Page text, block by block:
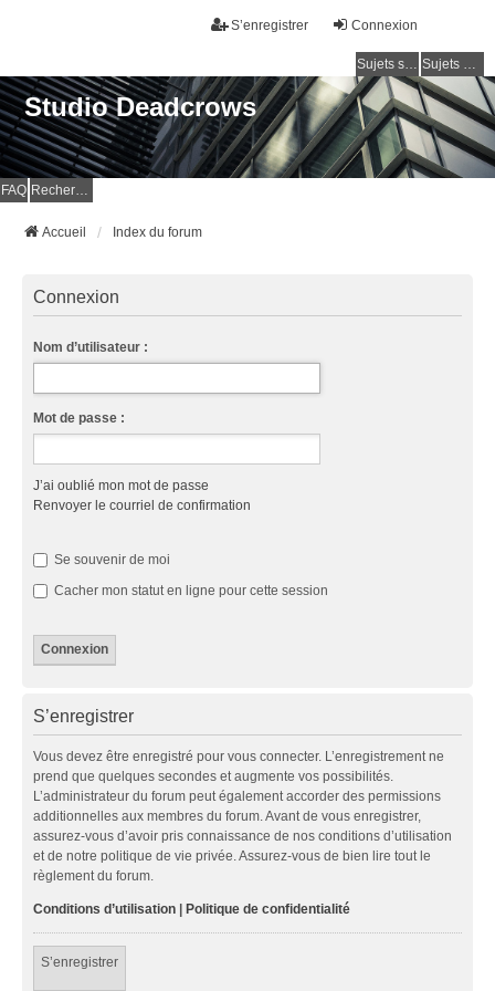
Connexion
S’enregistrer
Sujets sans réponse Sujets actifs
Studio Deadcrows
FAQ Rechercher
Accueil Index du forum
Connexion
Nom d’utilisateur :
Mot de passe :
J’ai oublié mon mot de passe
Renvoyer le courriel de confirmation
Se souvenir de moi
Cacher mon statut en ligne pour cette session
S’enregistrer
Vous devez être enregistré pour vous connecter. L’enregistrement ne
prend que quelques secondes et augmente vos possibilités.
L’administrateur du forum peut également accorder des permissions
additionnelles aux membres du forum. Avant de vous enregistrer,
assurez-vous d’avoir pris connaissance de nos conditions d’utilisation
et de notre politique de vie privée. Assurez-vous de bien lire tout le
règlement du forum.
Conditions d’utilisation | Politique de confidentialité
S’enregistrer